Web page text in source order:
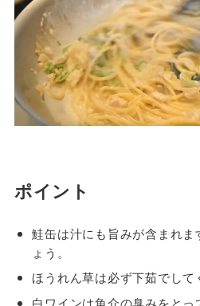
ポイント
鮭缶は汁にも旨みが含まれ
ょう。
ほうれん草は必ず下茹でして
白ワインは魚介の臭みをと